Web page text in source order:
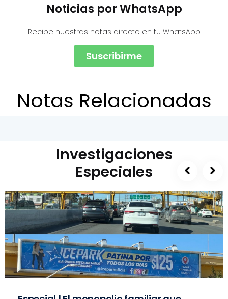
Noticias por WhatsApp
Recibe nuestras notas directo en tu WhatsApp
Suscribirme
Notas Relacionadas
Investigaciones
Especiales